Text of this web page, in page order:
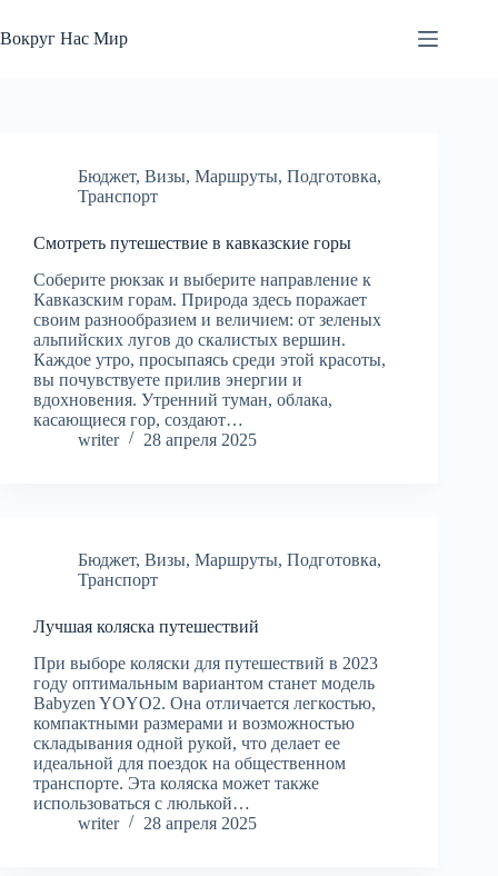
к
сути
Вокруг Нас Мир
Бюджет, Визы, Маршруты, Подготовка,
Транспорт
Смотреть путешествие в кавказские горы
Соберите рюкзак и выберите направление к
Кавказским горам. Природа здесь поражает
своим разнообразием и величием: от зеленых
альпийских лугов до скалистых вершин.
Каждое утро, просыпаясь среди этой красоты,
вы почувствуете прилив энергии и
вдохновения. Утренний туман, облака,
касающиеся гор, создают…
writer
28 апреля 2025
Бюджет, Визы, Маршруты, Подготовка,
Транспорт
Лучшая коляска путешествий
При выборе коляски для путешествий в 2023
году оптимальным вариантом станет модель
Babyzen YOYO2. Она отличается легкостью,
компактными размерами и возможностью
складывания одной рукой, что делает ее
идеальной для поездок на общественном
транспорте. Эта коляска может также
использоваться с люлькой…
writer
28 апреля 2025